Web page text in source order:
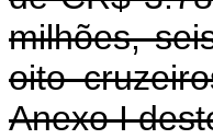
milhões,
oito
Anexo I